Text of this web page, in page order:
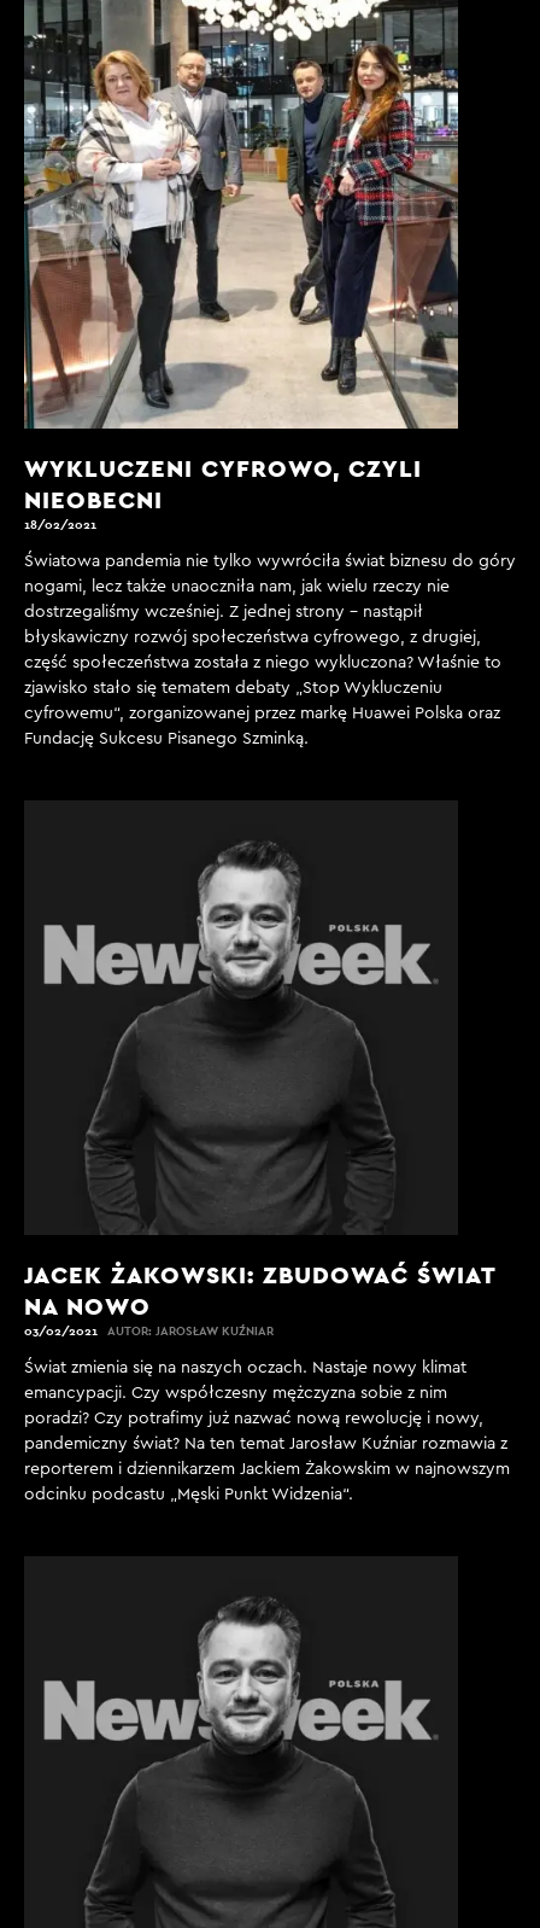
WYKLUCZENI CYFROWO, CZYLI
NIEOBECNI
18/02/2021
Światowa pandemia nie tylko wywróciła świat biznesu do góry
nogami, lecz także unaoczniła nam, jak wielu rzeczy nie
dostrzegaliśmy wcześniej. Z jednej strony - nastąpił
błyskawiczny rozwój społeczeństwa cyfrowego, z drugiej,
część społeczeństwa została z niego wykluczona? Właśnie to
zjawisko stało się tematem debaty „Stop Wykluczeniu
cyfrowemu“, zorganizowanej przez markę Huawei Polska oraz
Fundację Sukcesu Pisanego Szminką.
JACEK ŻAKOWSKI: ZBUDOWAĆ ŚWIAT
NA NOWO
03/02/2021 AUTOR: JAROSŁAW KUŹNIAR
Świat zmienia się na naszych oczach. Nastaje nowy klimat
emancypacji. Czy współczesny mężczyzna sobie z nim
poradzi? Czy potrafimy już nazwać nową rewolucję i nowy,
pandemiczny świat? Na ten temat Jarosław Kuźniar rozmawia z
reporterem i dziennikarzem Jackiem Żakowskim w najnowszym
odcinku podcastu „Męski Punkt Widzenia“.